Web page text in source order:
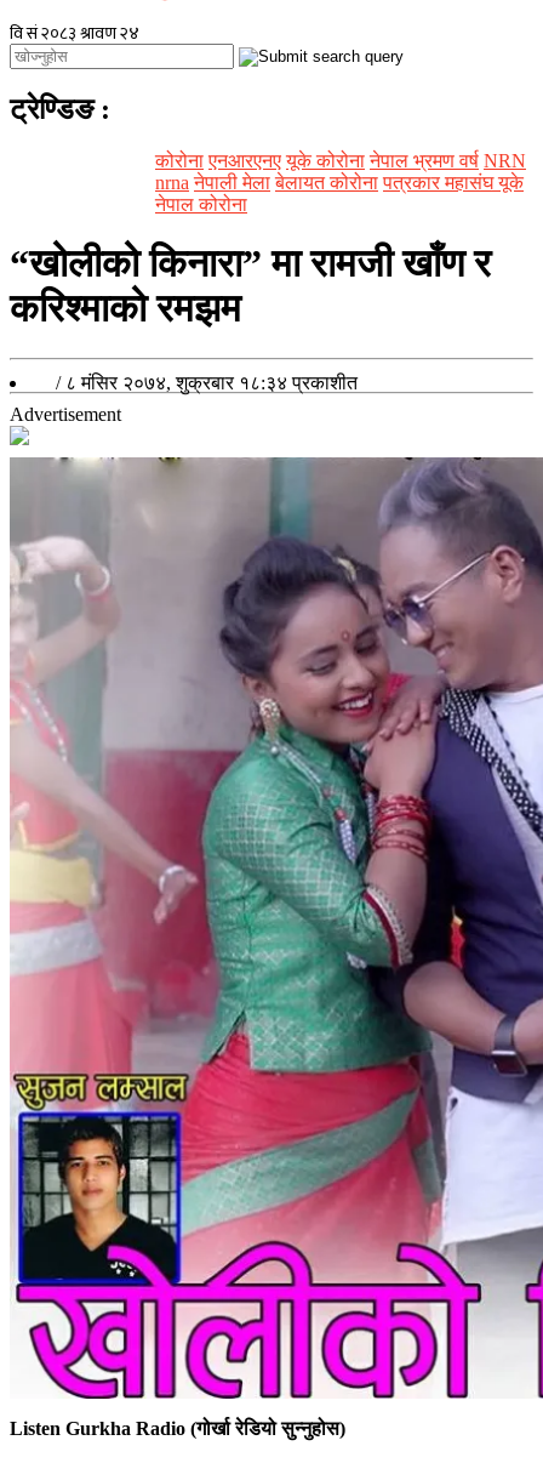
ट्रेण्डिङ :
कोरोना एनआरएनए यूके कोरोना नेपाल भ्रमण वर्ष NRN
nrna नेपाली मेला बेलायत कोरोना पत्रकार महासंघ यूके
नेपाल कोरोना
“खोलीको किनारा” मा रामजी खाँण र
करिश्माको रमझम
/ ८ मंसिर २०७४, शुक्रबार १८:३४ प्रकाशीत
Advertisement
Listen Gurkha Radio (गोर्खा रेडियो सुन्नुहोस)